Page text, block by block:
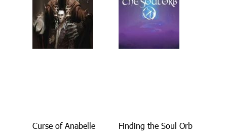
Curse of Anabelle Finding the Soul Orb